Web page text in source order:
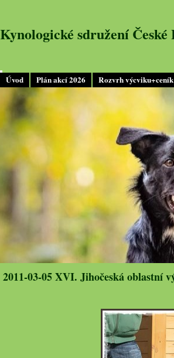
Úvod Plán akcí 2026 Rozvrh výcviku+ceník
Kynologické sdružení České
2011-03-05 XVI. Jihočeská oblastní